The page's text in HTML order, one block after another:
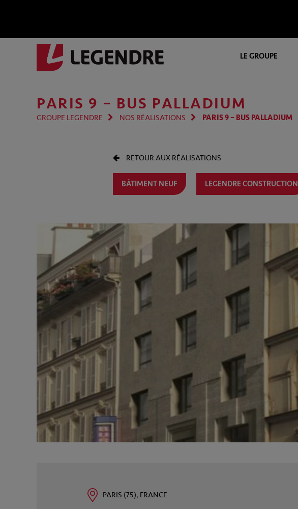
LE GROUPE
PARIS 9 – BUS PALLADIUM
GROUPE LEGENDRE NOS RÉALISATIONS PARIS 9 – BUS PALLADIUM
RETOUR AUX RÉALISATIONS
BÂTIMENT NEUF LEGENDRE CONSTRUCTION
PARIS (75), FRANCE